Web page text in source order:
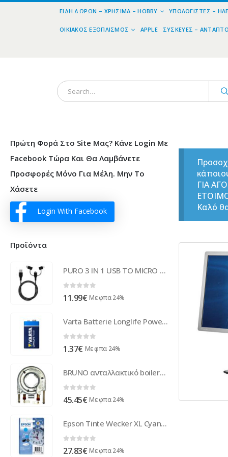
ΕΊΔΗ ΔΏΡΩΝ – ΧΡΉΣΙΜΑ – HOBBY ΥΠΟΛΟΓΙΣΤΈΣ –
ΟΙΚΙΑΚΌΣ ΕΞΟΠΛΙΣΜΌΣ APPLE ΣΥΣΚΕΥΈΣ –
ΓΙΑ
Καλό
Πρώτη Φορά Στο Site Μας? Κάνε Login Με
Facebook Τώρα Και Θα Λαμβάνετε
Προσφορές Μόνο Για Μέλη. Μην Το
Χάσετε
Login With Facebook
Προϊόντα
PURO 3 IN 1 USB TO MICRO USB | TYPE C | LIGHTNING black
0 out of 5
11.99€ Με φπα 24%
Varta Batterie Longlife Power Alkaline 6LR61 9V (1-Pack) 04922 121 111
0 out of 5
1.37€ Με φπα 24%
BRUNO ανταλλακτικό boiler-λέβητας για BRN-0124 καφετιέρα
0out of 5
45.45€ Με φπα 24%
Epson Tinte Wecker XL Cyan C13T27124012 | Epson - C13T27124012
0 out of 5
27.83€ Με φπα 24%